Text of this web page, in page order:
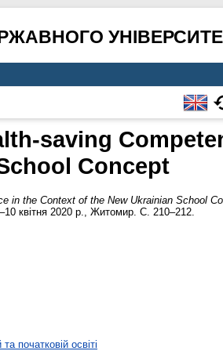
saving
Concept
in the Context of the New Ukrainian School
квітня 2020 р., Житомир. С. 210–212.
початковій освіті